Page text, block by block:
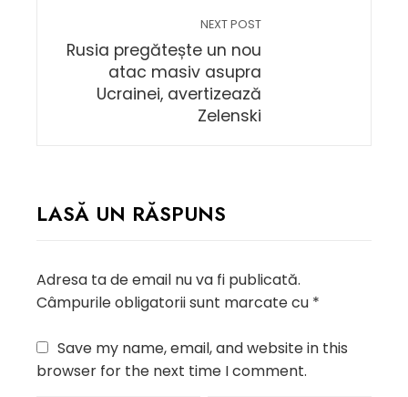
NEXT POST
Rusia pregătește un nou
atac masiv asupra
Ucrainei, avertizează
Zelenski
LASĂ UN RĂSPUNS
Adresa ta de email nu va fi publicată.
Câmpurile obligatorii sunt marcate cu *
Save my name, email, and website in this
browser for the next time I comment.